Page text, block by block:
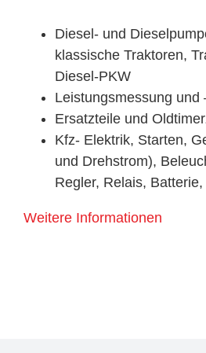
Diesel- und
klassische Traktoren,
Diesel-PKW
Leistungsmessung und
Ersatzteile und
Kfz- Elektrik, Starten,
und Drehstrom),
Regler, Relais,
Weitere Informationen